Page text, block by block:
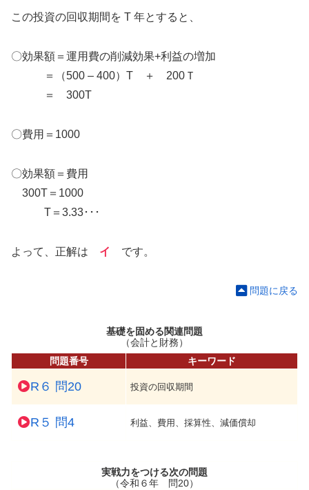
この投資の回収期間を T 年とすると、
〇効果額＝運用費の削減効果+利益の増加
＝（500 – 400）T ＋ 200Ｔ
＝ 300T
〇費用＝1000
〇効果額＝費用
300T＝1000
T＝3.33･･･
よって、正解は イ です。
問題に戻る
基礎を固める関連問題
（会計と財務）
問題番号
キーワード
R６ 問20 投資の回収期間
R５ 問4 利益、費用、採算性、減価償却
実戦力をつける次の問題
（令和６年 問20）